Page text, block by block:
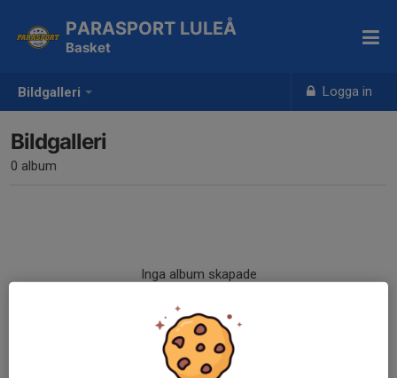
Bildgalleri Logga in
PARASPORT LULEÅ
Basket
Bildgalleri
0 album
Inga album skapade